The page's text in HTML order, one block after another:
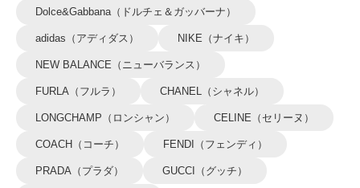
Dolce&Gabbana（ドルチェ＆ガッバーナ）
adidas（アディダス） NIKE（ナイキ）
NEW BALANCE（ニューバランス）
FURLA（フルラ） CHANEL（シャネル）
LONGCHAMP（ロンシャン） CELINE（セリーヌ）
COACH（コーチ） FENDI（フェンディ）
PRADA（プラダ） GUCCI（グッチ）